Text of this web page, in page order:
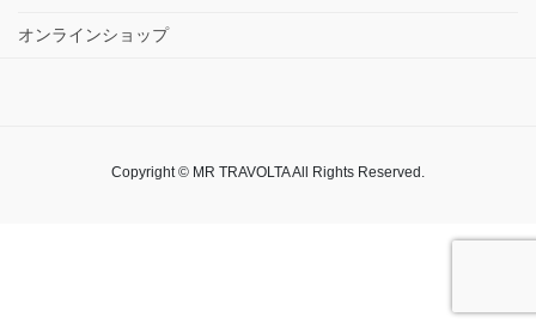
オンラインショップ
Copyright © MR TRAVOLTA All Rights Reserved.